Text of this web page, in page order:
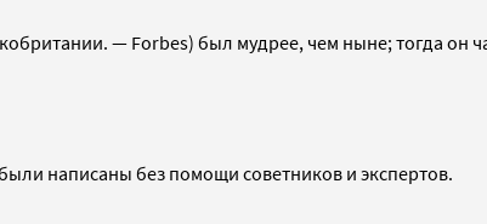
— Forbes) был мудрее, чем ныне; тогда он
написаны без помощи советников и экспертов.